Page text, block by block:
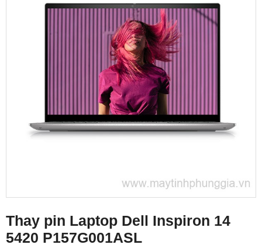
Thay pin Laptop Dell Inspiron 14
5420 P157G001ASL